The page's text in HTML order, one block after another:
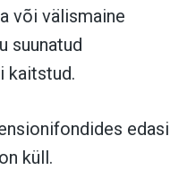
või välismaine
suunatud
kaitstud.
edasi
küll.